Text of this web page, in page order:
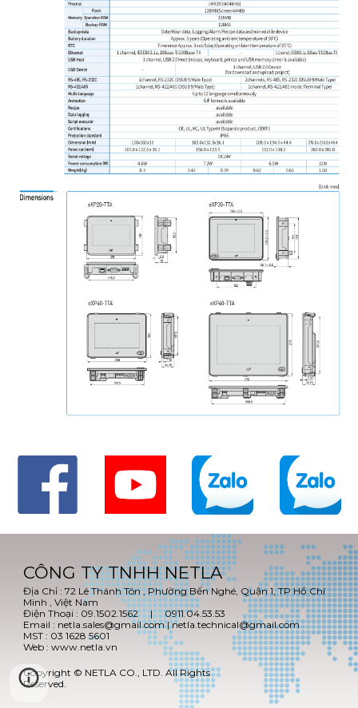
CÔNG TY TNHH NETLA
Địa Chỉ : 72 Lê Thánh Tôn , Phường Bến Nghé, Quận 1, TP Hồ Chí
Minh , Việt Nam
Điện Thoại : 09.1502.1562 | 0911.04.53.53
Email : netla.sales@gmail.com | netla.technical@gmail.com
MST : 03 1628 5601
Web : www.netla.vn
Copyright © NETLA CO., LTD. All Rights
Reserved.